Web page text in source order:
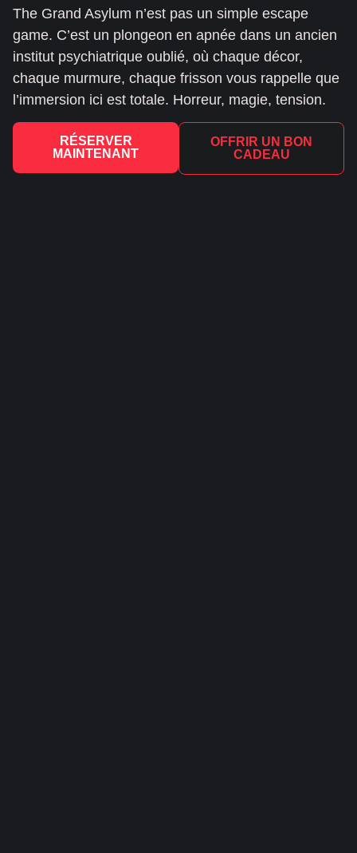
The Grand Asylum n’est pas un simple escape
game. C’est un plongeon en apnée dans un ancien
institut psychiatrique oublié, où chaque décor,
chaque murmure, chaque frisson vous rappelle que
l’immersion ici est totale. Horreur, magie, tension.
RÉSERVER
MAINTENANT
OFFRIR UN BON
CADEAU